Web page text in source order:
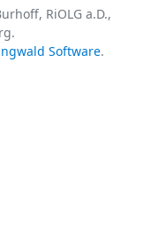
RiOLG a.D.,
Software.